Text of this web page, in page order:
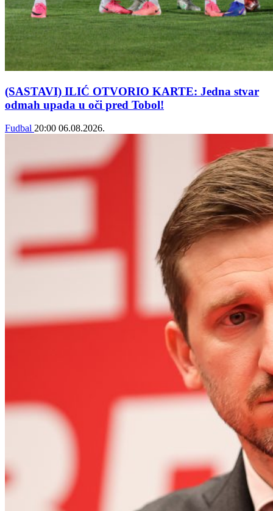
(SASTAVI) ILIĆ OTVORIO KARTE: Jedna stvar
odmah upada u oči pred Tobol!
Fudbal 20:00 06.08.2026.